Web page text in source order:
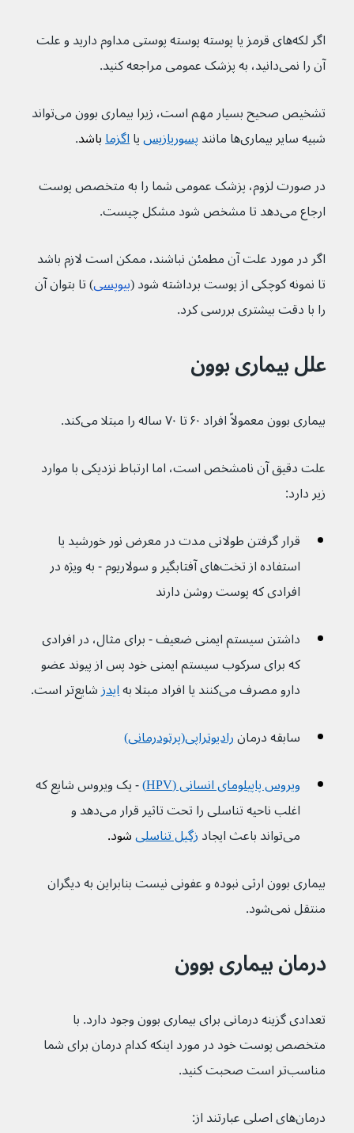
اگر لکه‌های قرمز یا پوسته پوسته پوستی مداوم دارید و علت
آن را نمی‌دانید، به پزشک عمومی مراجعه کنید.
تشخیص صحیح بسیار مهم است، زیرا بیماری بوون می‌تواند
شبیه سایر بیماری‌ها مانند
پسوریازیس یا اگزما باشد.
در صورت لزوم، پزشک عمومی شما را به متخصص پوست
ارجاع می‌دهد تا مشخص شود مشکل چیست.
اگر در مورد علت آن مطمئن نباشند، ممکن است لازم باشد
تا نمونه‌ کوچکی از پوست برداشته شود (
بیوپسی) تا بتوان آن
را با دقت بیشتری بررسی کرد.
علل بیماری بوون
بیماری بوون معمولاً افراد ۶۰ تا ۷۰ ساله را مبتلا می‌کند.
علت دقیق آن نامشخص است، اما ارتباط نزدیکی با موارد
زیر دارد:
قرار گرفتن طولانی مدت در معرض نور خورشید یا
استفاده از تخت‌های آفتابگیر و سولاریوم - به ویژه در
افرادی که پوست روشن دارند
داشتن سیستم ایمنی ضعیف - برای مثال، در افرادی
که برای سرکوب سیستم ایمنی خود پس از پیوند عضو
دارو مصرف می‌کنند یا افراد مبتلا به
ایدز شایع‌تر است.
سابقه درمان رادیوتراپی(پرتودرمانی)
ویروس پاپیلومای انسانی (HPV)
- یک ویروس شایع که
اغلب ناحیه تناسلی را تحت تاثیر قرار می‌دهد و
می‌تواند باعث ایجاد
زگیل تناسلی شود.
بیماری بوون ارثی نبوده و عفونی نیست بنابراین به دیگران
منتقل نمی‌شود.
درمان بیماری بوون
تعدادی گزینه درمانی برای بیماری بوون وجود دارد. با
متخصص پوست خود در مورد اینکه کدام درمان برای شما
مناسب‌تر است صحبت کنید.
درمان‌های اصلی عبارتند از: